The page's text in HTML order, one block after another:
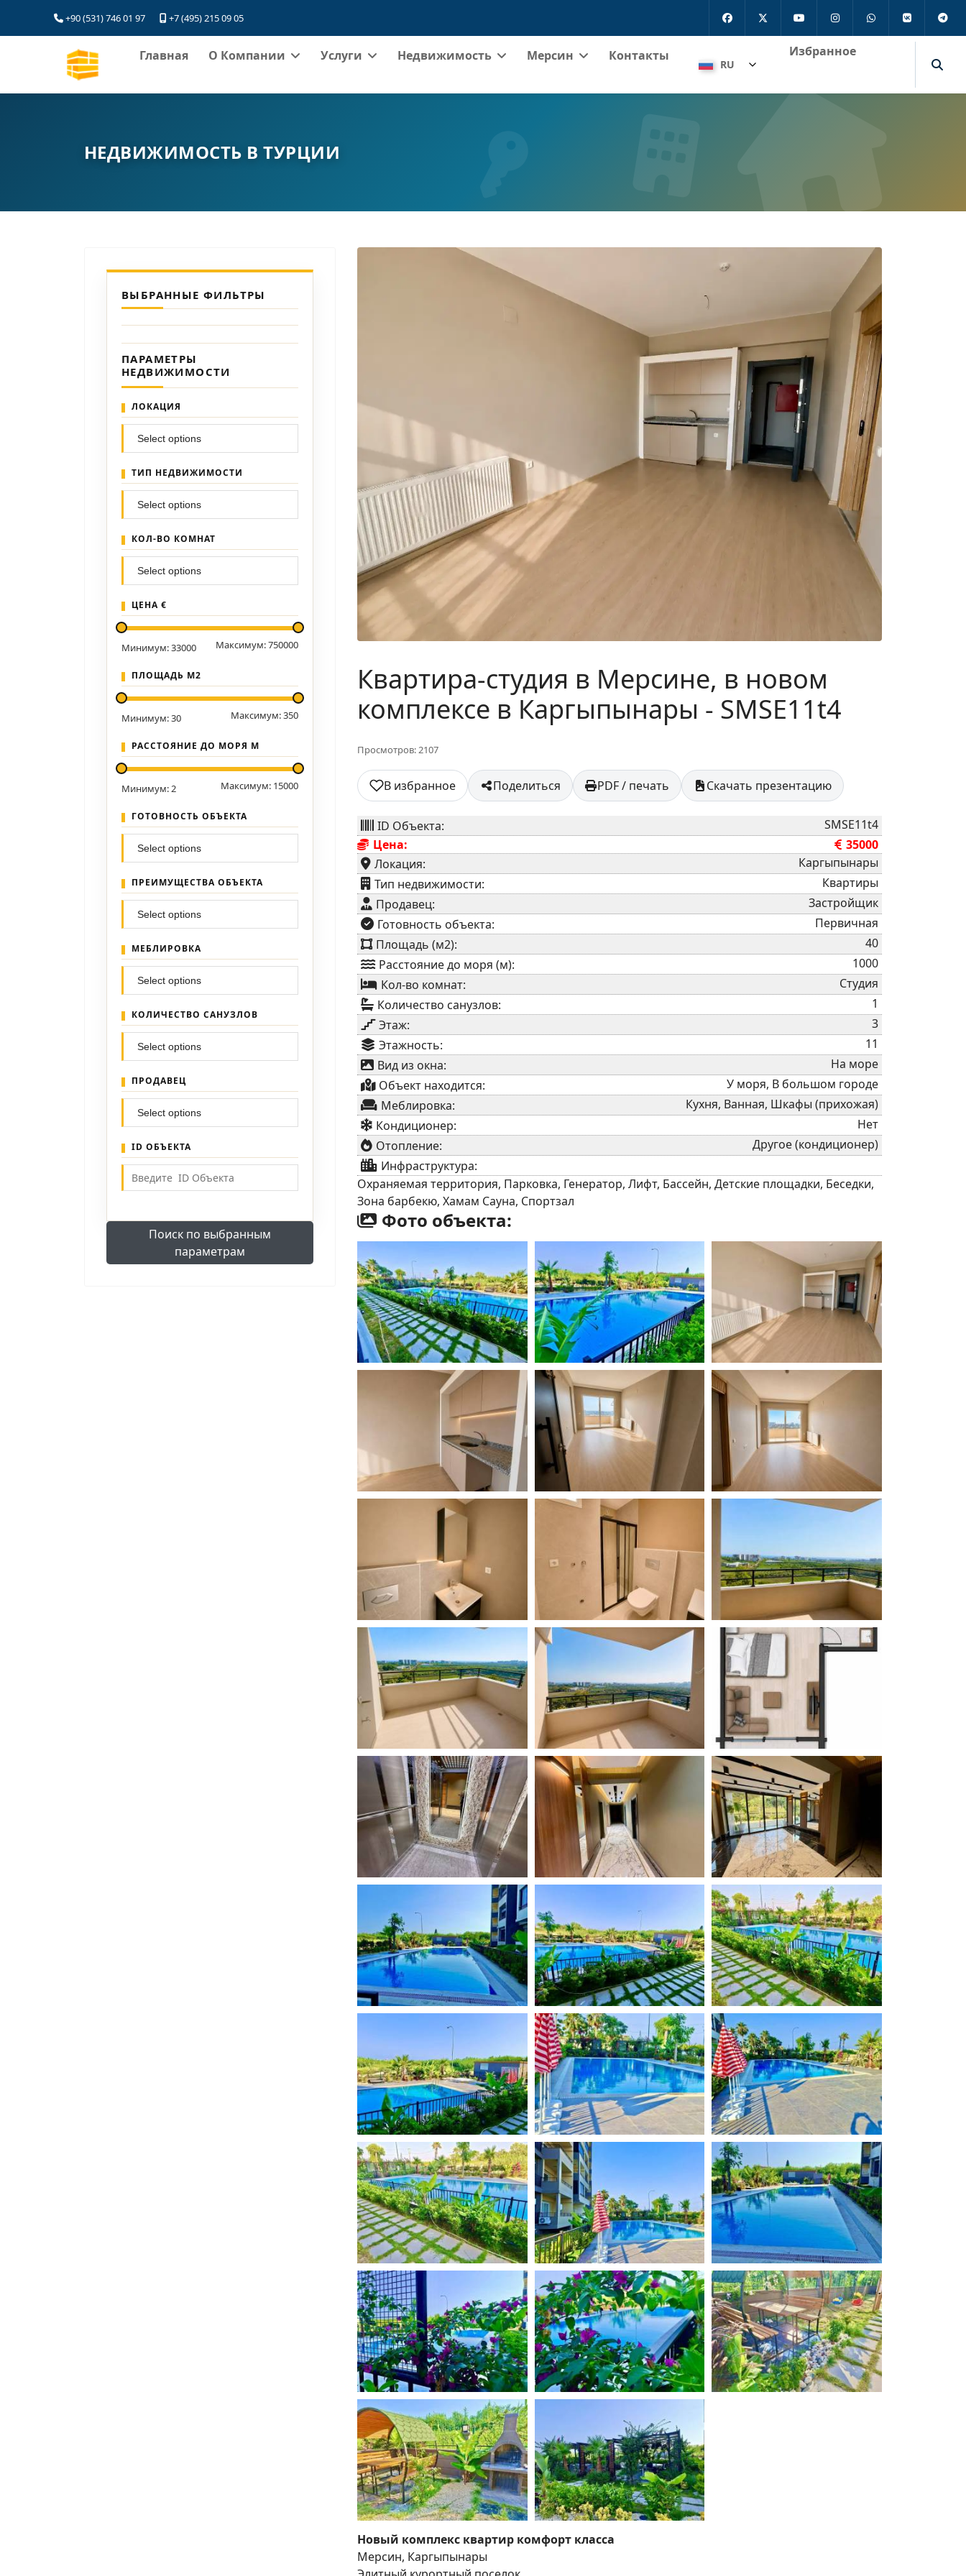
+90 (531) 746 01 97 +7 (495) 215 09 05
Главная О Компании Услуги Недвижимость Мерсин Контакты
RU
Избранное
Поиск
НЕДВИЖИМОСТЬ В ТУРЦИИ
ВЫБРАННЫЕ ФИЛЬТРЫ
ПАРАМЕТРЫ
НЕДВИЖИМОСТИ
ЛОКАЦИЯ
ТИП НЕДВИЖИМОСТИ
КОЛ-ВО КОМНАТ
ЦЕНА €
Минимум:33000 Максимум:750000
ПЛОЩАДЬ М2
Минимум:30 Максимум:350
РАССТОЯНИЕ ДО МОРЯ М
Минимум:2 Максимум: 15000
ГОТОВНОСТЬ ОБЪЕКТА
ПРЕИМУЩЕСТВА ОБЪЕКТА
МЕБЛИРОВКА
КОЛИЧЕСТВО САНУЗЛОВ
ПРОДАВЕЦ
ID ОБЪЕКТА
Поиск по выбранным
параметрам
Квартира-студия в Мерсине, в новом
комплексе в Каргыпынары - SMSE11t4
Просмотров: 2107
В избранное Поделиться PDF / печать Скачать презентацию
ID Объекта:
SMSE11t4
Цена:
35000
Локация:
Каргыпынары
⁠Тип недвижимости:
Квартиры
Продавец:
Застройщик
⁠Готовность объекта:
Первичная
Площадь (м2):
40
Расстояние до моря (м):
1000
Кол-во комнат:
Студия
Количество санузлов:
1
Этаж:
3
Этажность:
11
Вид из окна:
На море
Объект находится:
У моря, В большом городе
Меблировка:
Кухня, Ванная, Шкафы (прихожая)
Кондиционер:
Нет
Отопление:
Другое (кондиционер)
Инфраструктура:
Охраняемая территория, Парковка, Генератор, Лифт, Бассейн, Детские площадки, Беседки,
Зона барбекю, Хамам Сауна, Спортзал
Фото объекта:
Новый комплекс квартир комфорт класса
Мерсин, Каргыпынары